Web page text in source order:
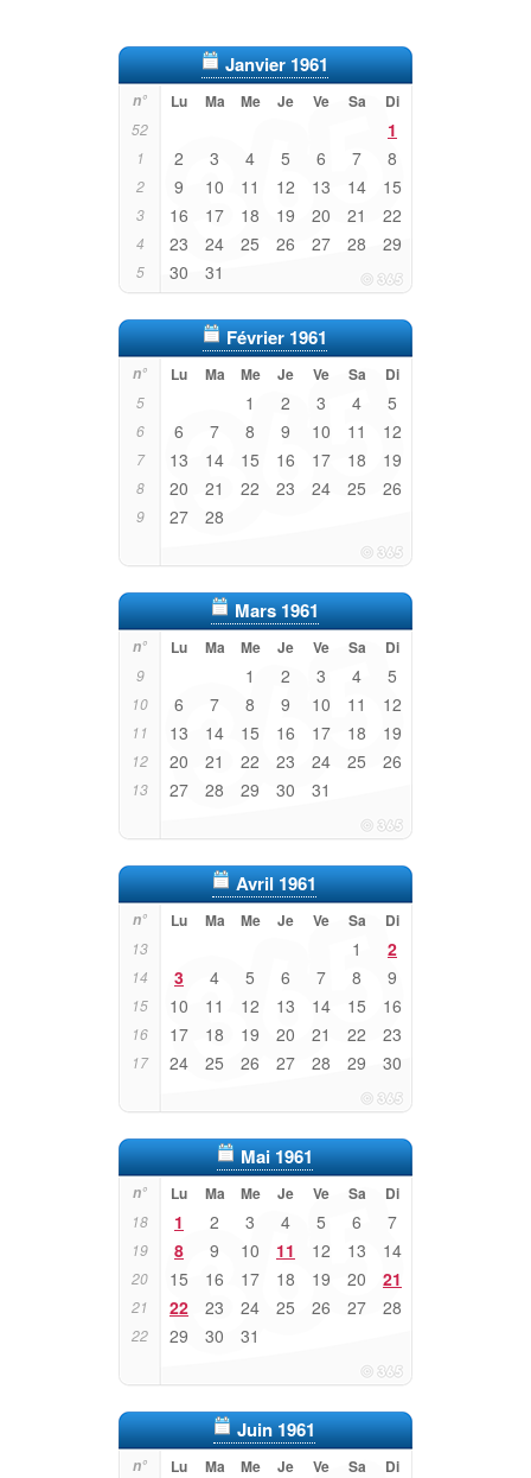
Janvier 1961
n° Lu Ma Me Je Ve Sa Di
52 1
1 2 3 4 5 6 7 8
2 9 10 11 12 13 14 15
3 16 17 18 19 20 21 22
4 23 24 25 26 27 28 29
5 30 31
Février 1961
n° Lu Ma Me Je Ve Sa Di
5 1 2 3 4 5
6 6 7 8 9 10 11 12
7 13 14 15 16 17 18 19
8 20 21 22 23 24 25 26
9 27 28
Mars 1961
n° Lu Ma Me Je Ve Sa Di
9 1 2 3 4 5
10 6 7 8 9 10 11 12
11 13 14 15 16 17 18 19
12 20 21 22 23 24 25 26
13 27 28 29 30 31
Avril 1961
n° Lu Ma Me Je Ve Sa Di
13 1 2
14 3 4 5 6 7 8 9
15 10 11 12 13 14 15 16
16 17 18 19 20 21 22 23
17 24 25 26 27 28 29 30
Mai 1961
n° Lu Ma Me Je Ve Sa Di
18 1 2 3 4 5 6 7
19 8 9 10 11 12 13 14
20 15 16 17 18 19 20 21
21 22 23 24 25 26 27 28
22 29 30 31
Juin 1961
n° Lu Ma Me Je Ve Sa Di